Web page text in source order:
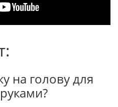
на голову для